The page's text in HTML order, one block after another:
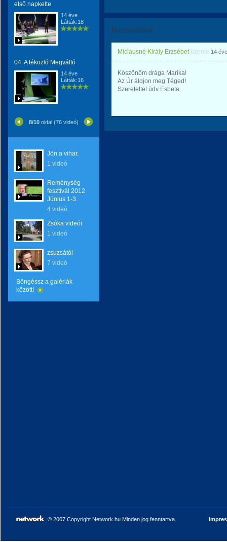
első napkelte
14 éve
Látták:18
04. A tékozló Megváltó
14 éve
Látták:16
8/10 oldal (76 videó)
Jön a vihar.
1 videó
Reménység
fesztivál 2012
Június 1-3.
4 videó
Zsóka videói
1 videó
zsuzsától
7 videó
Böngéssz a galériák
között!
Hozzászólások
Miclausné Király Erzsébetüzente 14 éve
Köszönöm drága Marika!
Az Úr áldjon meg Téged!
Szeretettel üdv Esbeta
© 2007 Copyright Network.hu Minden jog fenntartva.